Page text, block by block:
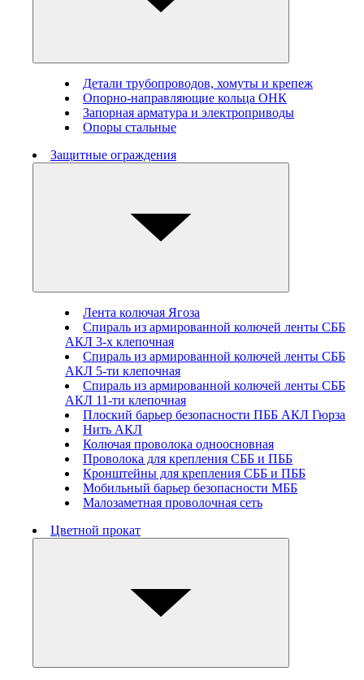
Детали трубопроводов, хомуты и крепеж
Опорно-направляющие кольца ОНК
Запорная арматура и электроприводы
Опоры стальные
Защитные ограждения
Лента колючая Ягоза
Спираль из армированной колючей ленты СББ
АКЛ 3-х клепочная
Спираль из армированной колючей ленты СББ
АКЛ 5-ти клепочная
Спираль из армированной колючей ленты СББ
АКЛ 11-ти клепочная
Плоский барьер безопасности ПББ АКЛ Гюрза
Нить АКЛ
Колючая проволока одноосновная
Проволока для крепления СББ и ПББ
Кронштейны для крепления СББ и ПББ
Мобильный барьер безопасности МББ
Малозаметная проволочная сеть
Цветной прокат